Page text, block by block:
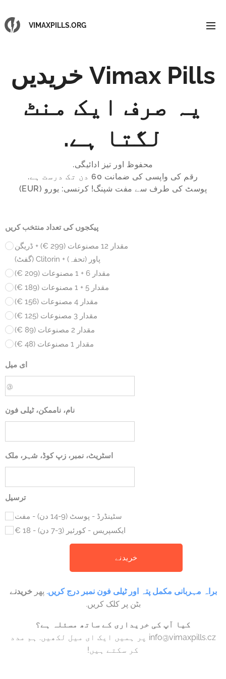
VIMAXPILLS.ORG
Vimax Pills خریدیں
یہ صرف ایک منٹ
لگتا ہے.
محفوظ اور تیز ادائیگی.
رقم کی واپسی کی ضمانت 60 دن تک درست ہے.
پوسٹ کی طرف سے مفت شپنگ! کرنسی: یورو (EUR)
پیکجوں کی تعداد منتخب کریں
مقدار 12 مصنوعات (299 €) + ڈریگن
پاور (تحفہ) + Clitorin (گفٹ)
مقدار 6 + 1 مصنوعات (209 €)
مقدار 5 + 1 مصنوعات (189 €)
مقدار 4 مصنوعات (156 €)
مقدار 3 مصنوعات (125 €)
مقدار 2 مصنوعات (89 €)
مقدار 1 مصنوعات (48 €)
ای میل
نام، ناممکن، ٹیلی فون
اسٹریٹ، نمبر، زپ کوڈ، شہر، ملک
ترسیل
سٹینڈرڈ - پوسٹ (9-14 دن) - مفت
ایکسپریس - کورئیر (3-7 دن) - 18 €
خریدنے
براہ مہربانی مکمل پتہ اور ٹیلی فون نمبر درج کریں. پھرخریدنے
بٹن پر کلک کریں.
کیا آپ کی خریداری کے ساتھ مسئلہ ہے؟
info@vimaxpills.cz پر ہمیں ایک ای میل لکھیں. ہم مدد
کر سکتے ہیں!